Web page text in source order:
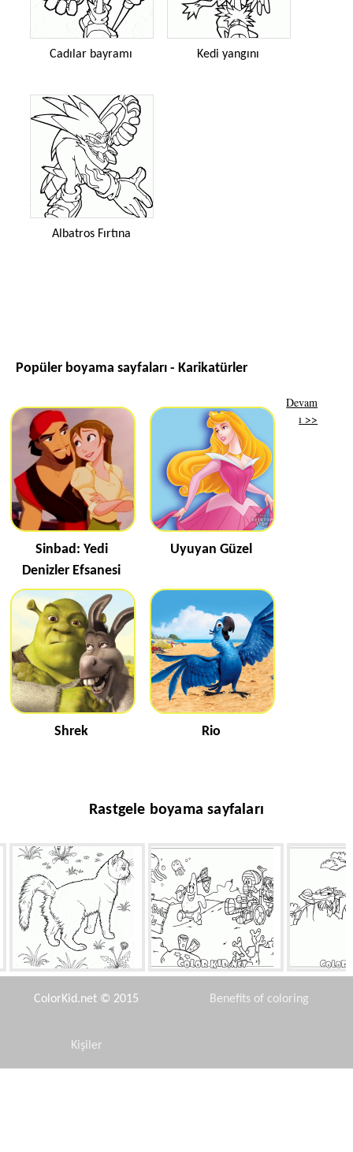
Cadılar bayramı Kedi yangını
Albatros Fırtına
Popüler boyama sayfaları - Karikatürler
Sinbad: Yedi
Denizler Efsanesi
Uyuyan Güzel
Shrek Rio
Devam
ı >>
Rastgele boyama sayfaları
Bahçede kedi Bölge denizanası Tatile
ColorKid.net © 2015 Benefits of coloring
Kişiler